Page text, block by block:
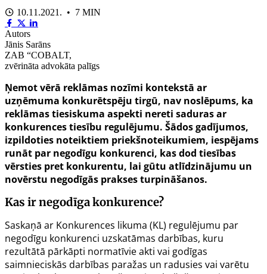
10.11.2021. • 7 MIN
Autors
Jānis Sarāns
ZAB “COBALT,
zvērināta advokāta palīgs
Ņemot vērā reklāmas nozīmi kontekstā ar
uzņēmuma konkurētspēju tirgū, nav noslēpums, ka
reklāmas tiesiskuma aspekti nereti saduras ar
konkurences tiesību regulējumu. Šādos gadījumos,
izpildoties noteiktiem priekšnoteikumiem, iespējams
runāt par negodīgu konkurenci, kas dod tiesības
vērsties pret konkurentu, lai gūtu atlīdzinājumu un
novērstu negodīgās prakses turpināšanos.
Kas ir negodīga konkurence?
Saskaņā ar Konkurences likuma (KL) regulējumu par
negodīgu konkurenci uzskatāmas darbības, kuru
rezultātā pārkāpti normatīvie akti vai godīgas
saimnieciskās darbības paražas un radusies vai varētu